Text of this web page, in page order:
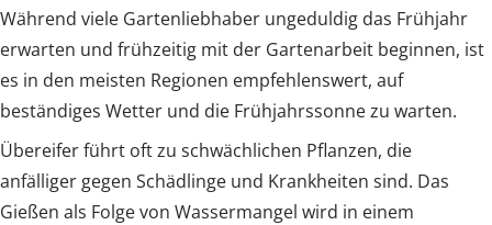
Während viele Gartenliebhaber ungeduldig das Frühjahr
erwarten und frühzeitig mit der Gartenarbeit beginnen, ist
es in den meisten Regionen empfehlenswert, auf
beständiges Wetter und die Frühjahrssonne zu warten.
Übereifer führt oft zu schwächlichen Pflanzen, die
anfälliger gegen Schädlinge und Krankheiten sind. Das
Gießen als Folge von Wassermangel wird in einem